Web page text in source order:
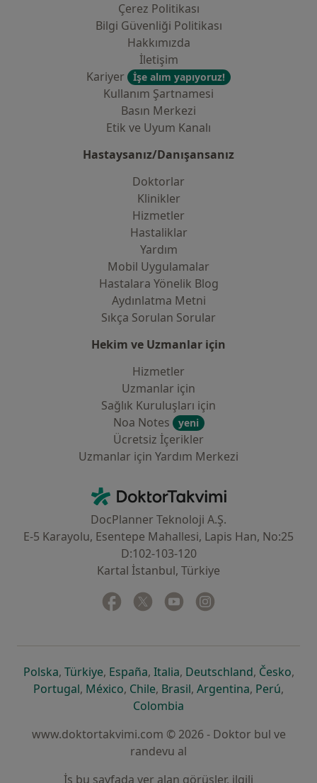
Çerez Politikası
Bilgi Güvenliği Politikası
Hakkımızda
İletişim
Kariyer
İşe alım yapıyoruz!
Kullanım Şartnamesi
Basın Merkezi
Etik ve Uyum Kanalı
Hastaysanız/Danışansanız
Doktorlar
Klinikler
Hizmetler
Hastaliklar
Yardım
Mobil Uygulamalar
Hastalara Yönelik Blog
Aydınlatma Metni
Sıkça Sorulan Sorular
Hekim ve Uzmanlar için
Hizmetler
Uzmanlar için
Sağlık Kuruluşları için
Noa Notes
yeni
Ücretsiz İçerikler
Uzmanlar için Yardım Merkezi
DoktorTakvimi - Ana Sayfa
DocPlanner Teknoloji A.Ş.
E-5 Karayolu, Esentepe Mahallesi, Lapis Han, No:25
D:102-103-120
Kartal İstanbul, Türkiye
Facebook
yeni bir sekmede açılır
Twitter
yeni bir sekmede açılır
Youtube
yeni bir sekmede açılır
Polskayeni bir sekmede açılır
, Türkiyeyeni bir sekmede açılır
, Españayeni bir sekmede açılır
, Italiayeni bir sekmede açılır
, Deutschlandyeni bir
, Českoyeni
,
Portugalyeni bir sekmede açılır
, Méxicoyeni bir sekmede açılır
, Chileyeni bir sekmede açılır
, Brasilyeni bir sekmede açılır
, Argentinayeni bir
, Perúyeni
,
Colombia
www.doktortakvimi.com © 2026 - Doktor bul ve
randevu al
İş bu sayfada yer alan görüşler, ilgili